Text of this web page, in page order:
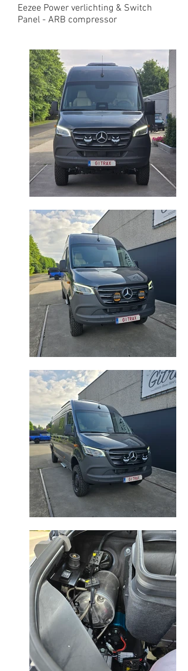
Eezee Power verlichting & Switch
Panel - ARB compressor